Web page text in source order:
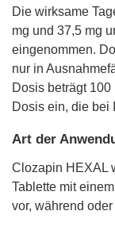
Die wirksame
mg und 37,5 mg
eingenommen.
nur in
Dosis beträgt
Dosis ein, die bei
Art der
Clozapin HEXAL
Tablette mit
vor, während